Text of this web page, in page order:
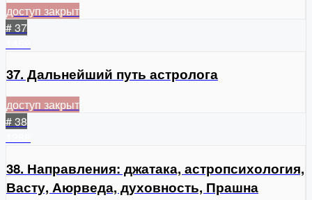
доступ закрыт
# 37
37. Дальнейший путь астролога
доступ закрыт
# 38
38. Направления: джатака, астропсихология,
Васту, Аюрведа, духовность, Прашна